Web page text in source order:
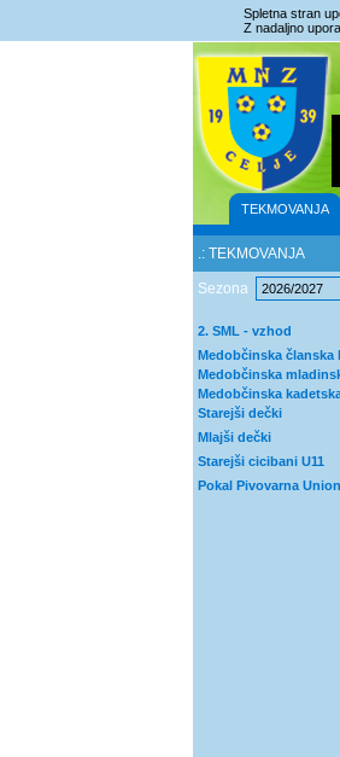
Spletna stran
Z nadaljno
TEKMOVANJA
.: TEKMOVANJA
Sezona
2. SML - vzhod
Medobčinska članska
Medobčinska
Medobčinska
Starejši dečki
Mlajši dečki
Starejši cicibani U11
Pokal Pivovarna Union